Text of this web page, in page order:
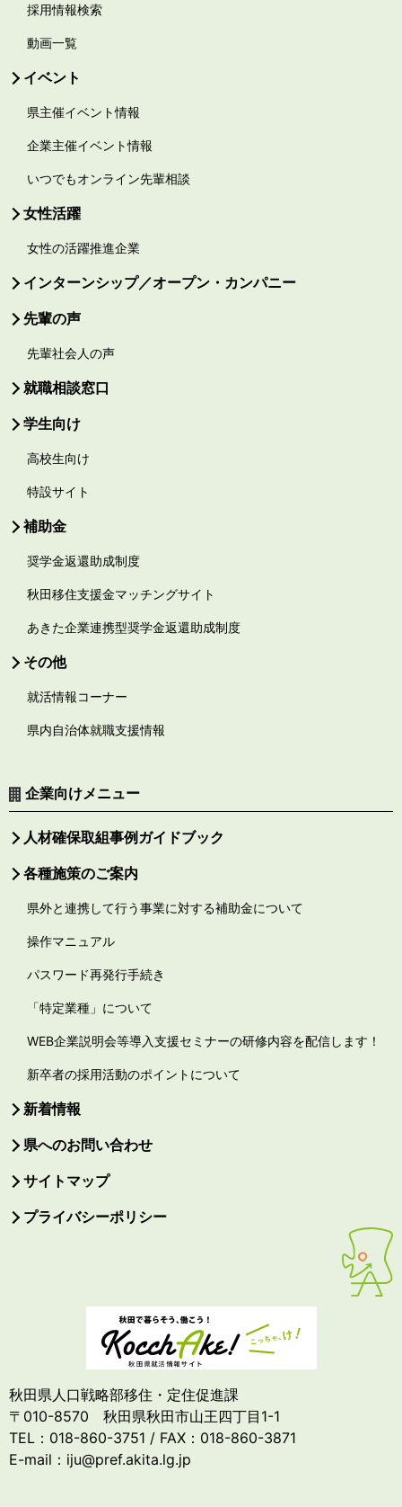
採用情報検索
動画一覧
イベント
県主催イベント情報
企業主催イベント情報
いつでもオンライン先輩相談
女性活躍
女性の活躍推進企業
インターンシップ／オープン・カンパニー
先輩の声
先輩社会人の声
就職相談窓口
学生向け
高校生向け
特設サイト
補助金
奨学金返還助成制度
秋田移住支援金マッチングサイト
あきた企業連携型奨学金返還助成制度
その他
就活情報コーナー
県内自治体就職支援情報
企業向けメニュー
人材確保取組事例ガイドブック
各種施策のご案内
県外と連携して行う事業に対する補助金について
操作マニュアル
パスワード再発行手続き
「特定業種」について
WEB企業説明会等導入支援セミナーの研修内容を配信します！
新卒者の採用活動のポイントについて
新着情報
県へのお問い合わせ
サイトマップ
プライバシーポリシー
秋田県人口戦略部移住・定住促進課
〒010-8570 秋田県秋田市山王四丁目1-1
TEL：018-860-3751 / FAX：018-860-3871
E-mail：iju@pref.akita.lg.jp